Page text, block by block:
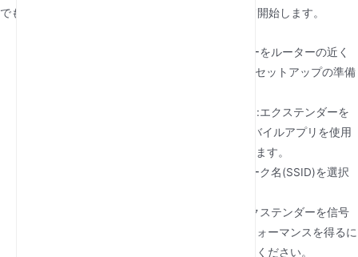
でも簡単に行うことができます。次の手順に従って開始します。
:エクステンダーをルーターの近く
の電源コンセントに置きます。LEDライトがセットアップの準備
:エクステンダーを
使用します web インターフェースまたはモバイルアプリを使用
して、ルーターのWiFiネットワークを検索します。
:ルーターのネットワーク名(SSID)を選択
:接続したら、エクステンダーを信号
範囲が弱いエリアに移動します。最適なパフォーマンスを得るに
は、ルーターの範囲内にあることを確認してください。